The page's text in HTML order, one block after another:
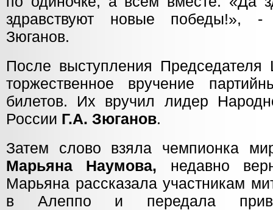
здравствуют новые победы!», -
Зюганов.
После выступления
торжественное вручение
билетов. Их вручил лидер
России Г.А. Зюганов.
Затем слово взяла чемпионка
Марьяна Наумова, недавно
Марьяна рассказала участникам
в Алеппо и передала